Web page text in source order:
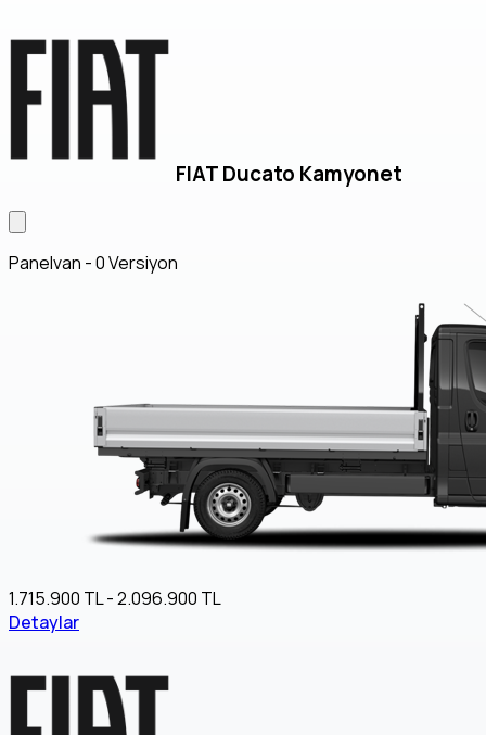
FIAT Ducato Kamyonet
Panelvan - 0 Versiyon
1.715.900 TL - 2.096.900 TL
Detaylar